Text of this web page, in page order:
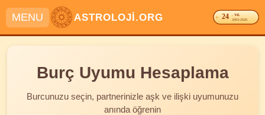
MENU ASTROLOJİ.ORG 24 . YIL
2003-2026
Burç Uyumu Hesaplama
Burcunuzu seçin, partnerinizle aşk ve ilişki uyumunuzu
anında öğrenin